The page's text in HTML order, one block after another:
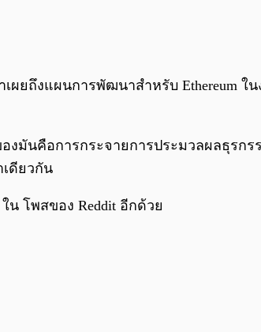
ผยถึงแผนการพัฒนาสำหรับ Ethereum
มันคือการกระจายการประมวลผลธุรกร
ดียวกัน
น โพสของ Reddit อีกด้วย